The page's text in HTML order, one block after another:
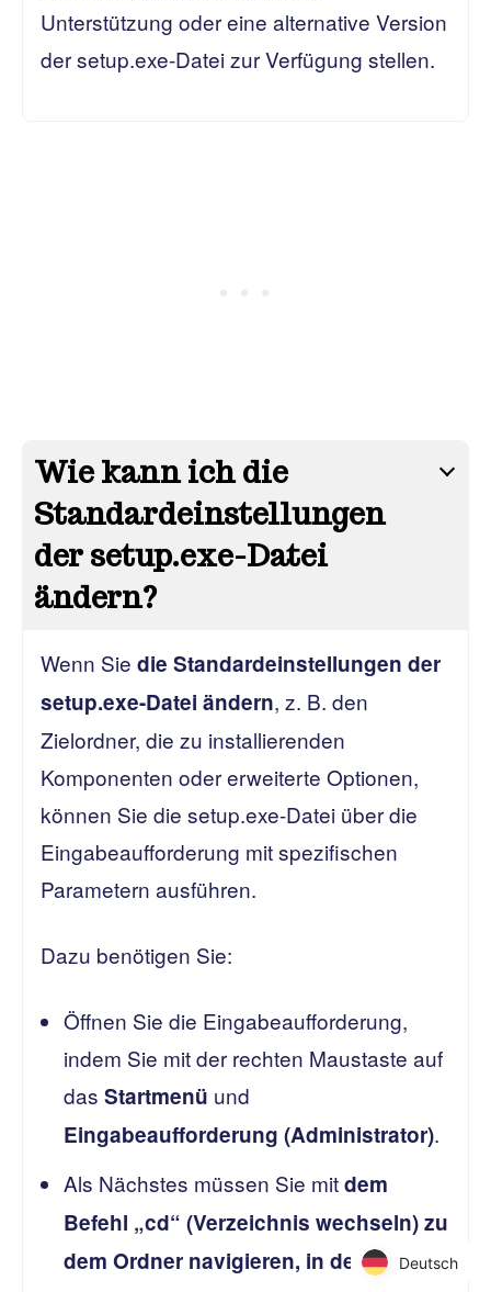
Unterstützung oder eine alternative Version
der setup.exe-Datei zur Verfügung stellen.
Wie kann ich die
Standardeinstellungen
der setup.exe-Datei
ändern?
Wenn Siedie Standardeinstellungen der
setup.exe-Datei ändern, z. B. den
Zielordner, die zu installierenden
Komponenten oder erweiterte Optionen,
können Sie die setup.exe-Datei über die
Eingabeaufforderung mit spezifischen
Parametern ausführen.
Dazu benötigen Sie:
Öffnen Sie die Eingabeaufforderung,
indem Sie mit der rechten Maustaste auf
dasStartmenü und
Eingabeaufforderung (Administrator).
Als Nächstes müssen Sie mitdem
Befehl „cd“ (Verzeichnis wechseln) zu
dem Ordner navigieren, in dem sichDeutsch
Deutsch